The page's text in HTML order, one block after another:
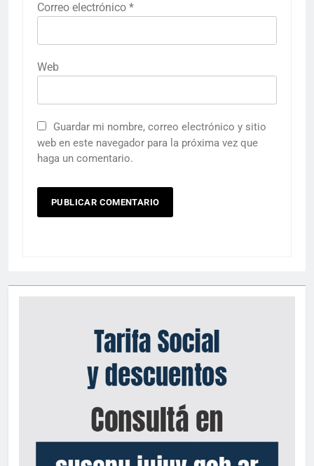
Correo electrónico *
Web
Guardar mi nombre, correo electrónico y sitio
web en este navegador para la próxima vez que
haga un comentario.